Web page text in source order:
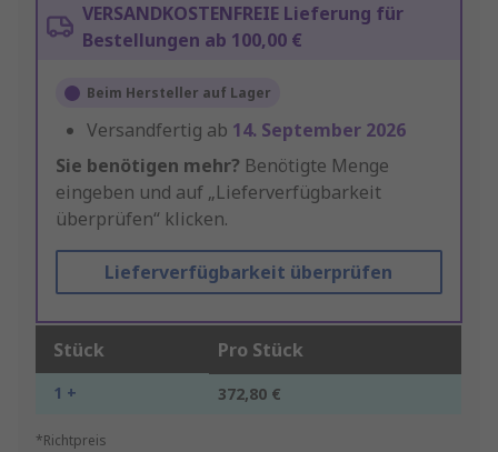
VERSANDKOSTENFREIE Lieferung für
Bestellungen ab 100,00 €
Beim Hersteller auf Lager
Versandfertig ab 14. September 2026
Sie benötigen mehr? Benötigte Menge
eingeben und auf „Lieferverfügbarkeit
überprüfen“ klicken.
Lieferverfügbarkeit überprüfen
Stück Pro Stück
1 + 372,80 €
*Richtpreis